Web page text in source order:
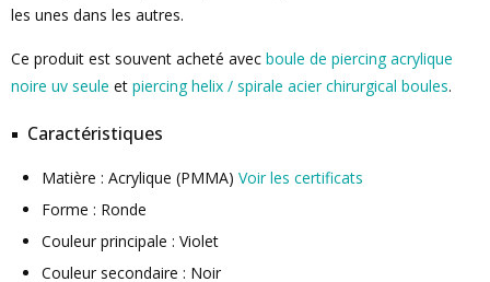
les unes dans les autres.
Ce produit est souvent acheté avec boule de piercing acrylique
noire uv seule et piercing helix / spirale acier chirurgical boules.
Caractéristiques
Matière : Acrylique (PMMA) Voir les certificats
Forme : Ronde
Couleur principale : Violet
Couleur secondaire : Noir